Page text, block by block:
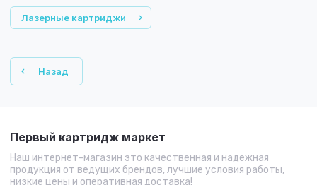
Лазерные картриджи
Назад
Первый картридж маркет
Наш интернет-магазин это качественная и надежная
продукция от ведущих брендов, лучшие условия работы,
низкие цены и оперативная доставка!